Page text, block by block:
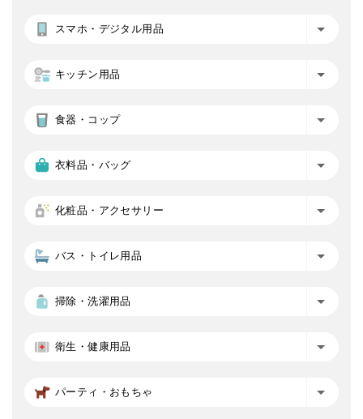
スマホ・デジタル用品
キッチン用品
食器・コップ
衣料品・バッグ
化粧品・アクセサリー
バス・トイレ用品
掃除・洗濯用品
衛生・健康用品
パーティ・おもちゃ